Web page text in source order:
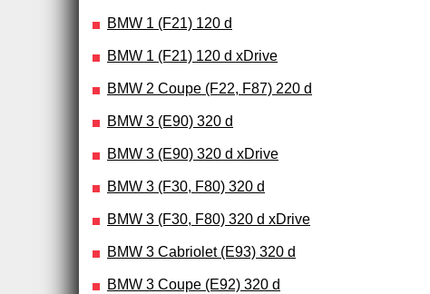
BMW 1 (F21) 120 d
BMW 1 (F21) 120 d xDrive
BMW 2 Coupe (F22, F87) 220 d
BMW 3 (E90) 320 d
BMW 3 (E90) 320 d xDrive
BMW 3 (F30, F80) 320 d
BMW 3 (F30, F80) 320 d xDrive
BMW 3 Cabriolet (E93) 320 d
BMW 3 Coupe (E92) 320 d